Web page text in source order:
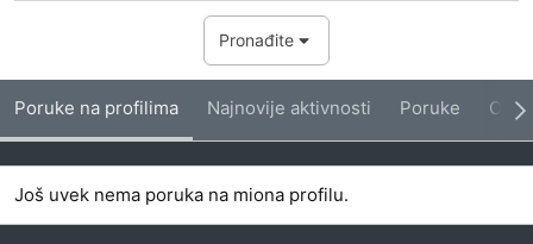
Pronađite
Poruke na profilima Najnovije aktivnosti Poruke O
Još uvek nema poruka na miona profilu.